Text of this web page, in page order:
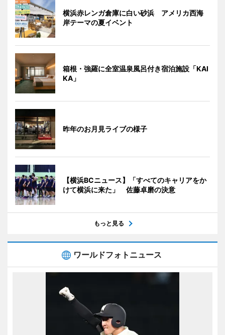
横浜赤レンガ倉庫に白い砂浜 アメリカ西海
岸テーマの夏イベント
箱根・強羅に全室温泉風呂付き宿泊施設「KAI
KA」
昨年のお月見ライブの様子
【横浜BCニュース】「すべてのキャリアをか
けて横浜に来た」 佐藤卓磨の決意
もっと見る
ワールドフォトニュース